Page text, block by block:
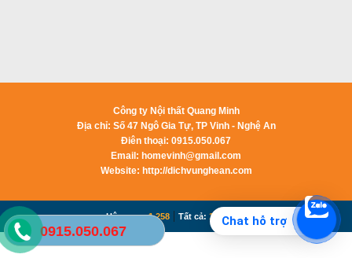
Công ty Nội thất Quang Minh
Địa chỉ: Số 47 Ngô Gia Tự, TP Vinh - Nghệ An
Điên thoại: 0915.050.067
Email: homevinh@gmail.com
Website: http://dichvunghean.com
Hôm nay:1,258| Tất cả: 1,221,982
0915.050.067
Chat hỗ trợ